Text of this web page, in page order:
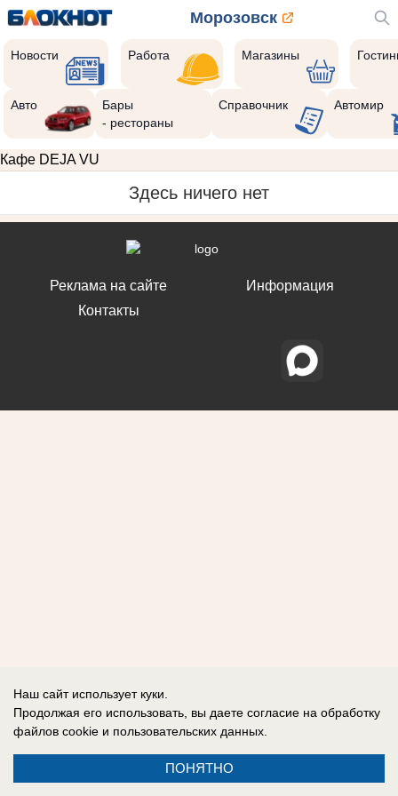
Морозовск
Новости Работа Магазины
Авто
Бары
- рестораны
Справочник Автомир
Кафе DEJA VU
Здесь ничего нет
Реклама на сайте
Контакты
Информация
Наш сайт использует куки.
Продолжая его использовать, вы даете согласие на обработку
файлов cookie и пользовательских данных.
ПОНЯТНО